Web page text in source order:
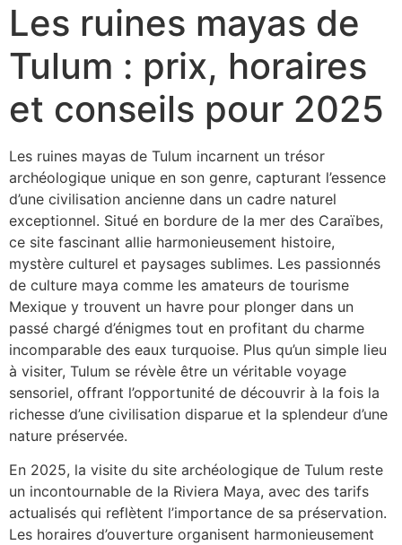
Les ruines mayas de
Tulum : prix, horaires
et conseils pour 2025
Les ruines mayas de Tulum incarnent un trésor
archéologique unique en son genre, capturant l’essence
d’une civilisation ancienne dans un cadre naturel
exceptionnel. Situé en bordure de la mer des Caraïbes,
ce site fascinant allie harmonieusement histoire,
mystère culturel et paysages sublimes. Les passionnés
de culture maya comme les amateurs de tourisme
Mexique y trouvent un havre pour plonger dans un
passé chargé d’énigmes tout en profitant du charme
incomparable des eaux turquoise. Plus qu’un simple lieu
à visiter, Tulum se révèle être un véritable voyage
sensoriel, offrant l’opportunité de découvrir à la fois la
richesse d’une civilisation disparue et la splendeur d’une
nature préservée.
En 2025, la visite du site archéologique de Tulum reste
un incontournable de la Riviera Maya, avec des tarifs
actualisés qui reflètent l’importance de sa préservation.
Les horaires d’ouverture organisent harmonieusement